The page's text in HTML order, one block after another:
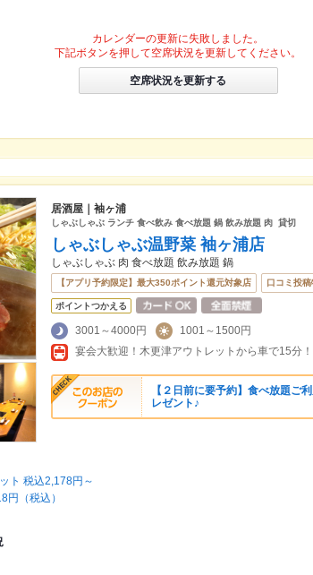
カレンダーの更新に失敗しました。
下記ボタンを押して空席状況を更新してください。
空席状況を更新する
居酒屋｜袖ヶ浦
しゃぶしゃぶ ランチ 食べ飲み 食べ放題 鍋 飲み放題 肉 貸切
しゃぶしゃぶ温野菜 袖ヶ浦店
しゃぶしゃぶ 肉 食べ放題 飲み放題 鍋
【アプリ予約限定】最大350ポイント還元対象店 口コミ投
ポイントつかえる
3001～4000円
1001～1500円
【２日前に要予約】食べ放題ご
レゼント♪
ト 税込2,178円～
円（税込）